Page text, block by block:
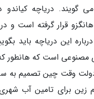
قرار گرفته است و
این دریاچه باید
مصنوعی است که هانطور
وقت چین تصمیم به
زین برای تامین آب